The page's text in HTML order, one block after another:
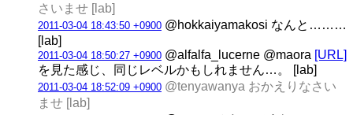
さいませ [lab]
2011-03-04 18:43:50 +0900 @hokkaiyamakosi なんと………
[lab]
2011-03-04 18:50:27 +0900 @alfalfa_lucerne @maora [URL]
を見た感じ、同じレベルかもしれません…。 [lab]
2011-03-04 18:52:09 +0900 @tenyawanya おかえりなさい
ませ [lab]